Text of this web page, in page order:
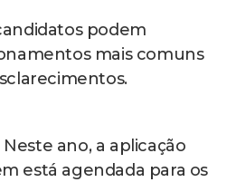
podem
mais comuns
Neste ano, a aplicação
está agendada para os